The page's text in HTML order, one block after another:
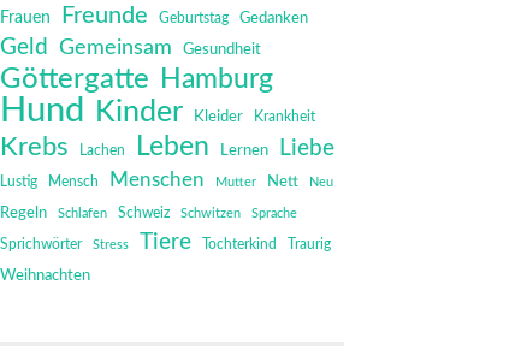
Frauen Freunde Geburtstag Gedanken
Geld Gemeinsam Gesundheit
Göttergatte Hamburg
Hund Kinder Kleider Krankheit
Krebs Lachen Leben Lernen Liebe
Lustig Mensch Menschen Mutter Nett Neu
Regeln Schlafen Schweiz Schwitzen Sprache
Sprichwörter Stress Tiere Tochterkind Traurig
Weihnachten